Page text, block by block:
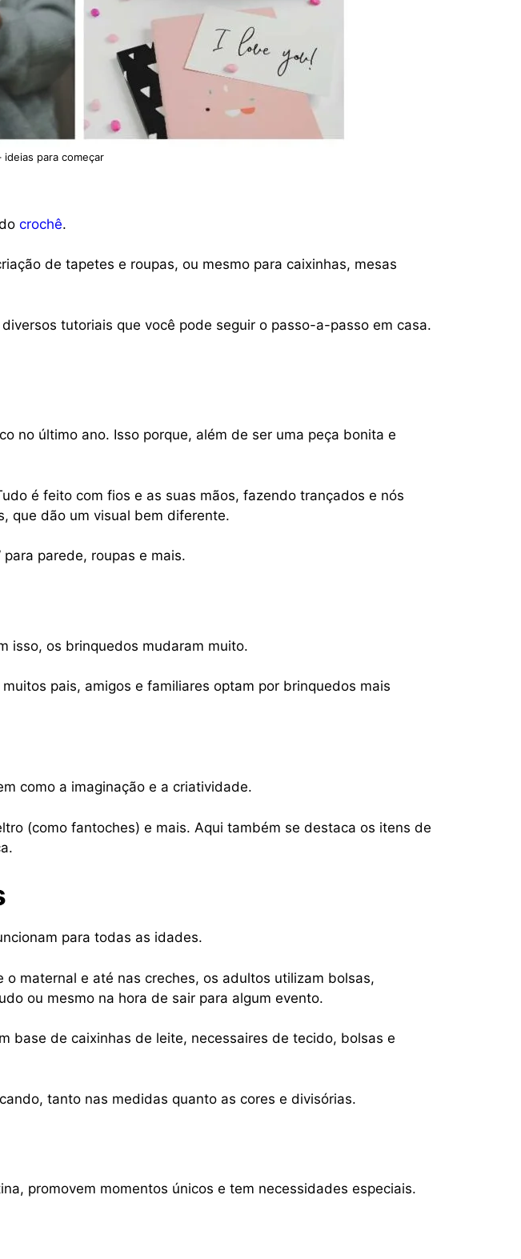
para começar
crochê.
de tapetes e roupas, ou mesmo para caixinhas, mesas
tutoriais que você pode seguir o passo-a-passo em casa.
no último ano. Isso porque, além de ser uma peça bonita e
é feito com fios e as suas mãos, fazendo trançados e nós
que dão um visual bem diferente.
parede, roupas e mais.
isso, os brinquedos mudaram muito.
pais, amigos e familiares optam por brinquedos mais
como a imaginação e a criatividade.
(como fantoches) e mais. Aqui também se destaca os itens de
para todas as idades.
maternal e até nas creches, os adultos utilizam bolsas,
ou mesmo na hora de sair para algum evento.
base de caixinhas de leite, necessaires de tecido, bolsas e
tanto nas medidas quanto as cores e divisórias.
promovem momentos únicos e tem necessidades especiais.